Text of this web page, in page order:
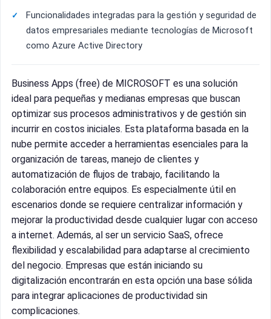
Funcionalidades integradas para la gestión y seguridad de
datos empresariales mediante tecnologías de Microsoft
como Azure Active Directory
Business Apps (free) de MICROSOFT es una solución
ideal para pequeñas y medianas empresas que buscan
optimizar sus procesos administrativos y de gestión sin
incurrir en costos iniciales. Esta plataforma basada en la
nube permite acceder a herramientas esenciales para la
organización de tareas, manejo de clientes y
automatización de flujos de trabajo, facilitando la
colaboración entre equipos. Es especialmente útil en
escenarios donde se requiere centralizar información y
mejorar la productividad desde cualquier lugar con acceso
a internet. Además, al ser un servicio SaaS, ofrece
flexibilidad y escalabilidad para adaptarse al crecimiento
del negocio. Empresas que están iniciando su
digitalización encontrarán en esta opción una base sólida
para integrar aplicaciones de productividad sin
complicaciones.